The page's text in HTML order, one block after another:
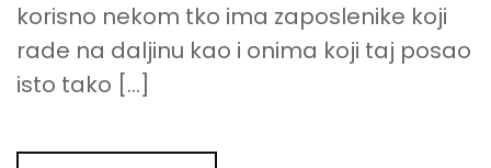
korisno nekom tko ima zaposlenike koji
rade na daljinu kao i onima koji taj posao
isto tako […]